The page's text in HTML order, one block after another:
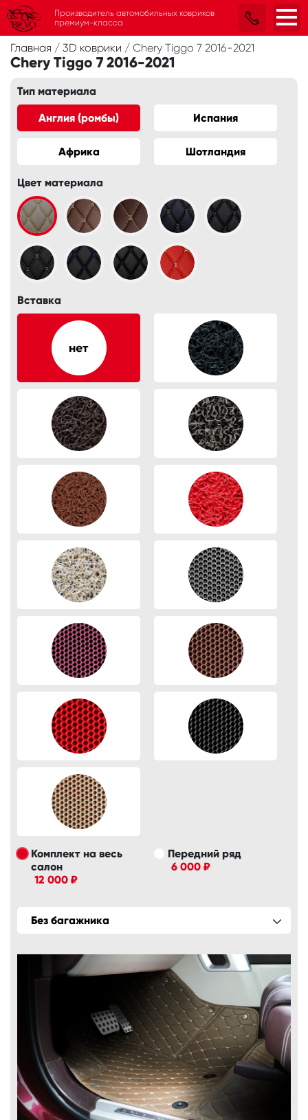
Главная / 3D коврики / Chery Tiggo 7 2016-2021
Chery Tiggo 7 2016-2021
Тип материала
Англия (ромбы) Испания
Африка Шотландия
Цвет материала
Вставка
Комплект на весь
салон
12 000 ₽
Передний ряд
6 000 ₽
Без багажника
Производитель автомобильных ковриков
премиум-класса